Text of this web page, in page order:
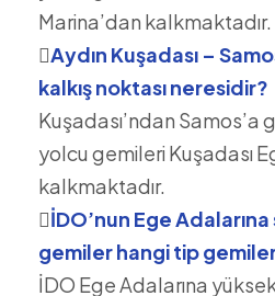
Marina’dan kalkmaktadır.
Aydın Kuşadası –
kalkış noktası neresidir?
Kuşadası’ndan Samos’a
yolcu gemileri Kuşadası
kalkmaktadır.
İDO’nun Ege
gemiler hangi tip
İDO Ege Adalarına yüksek